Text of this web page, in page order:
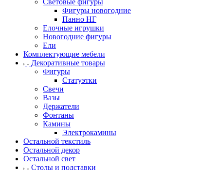
Световые фигуры
Фигуры новогодние
Панно НГ
Елочные игрушки
Новогодние фигуры
Ели
Комплектующие мебели
Декоративные товары
Фигуры
Статуэтки
Свечи
Вазы
Держатели
Фонтаны
Камины
Электрокамины
Остальной текстиль
Остальной декор
Остальной свет
Столы и подставки